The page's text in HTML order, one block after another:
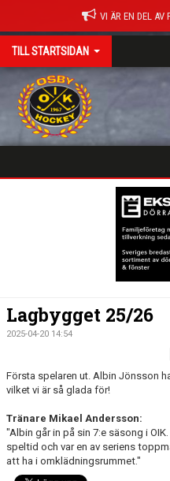
VI ÄR EN DEL AV
TILL STARTSIDAN
DOKUMENT
MEDLEMMAR
Lagbygget 25/26
2025-04-20 14:54
Första spelaren ut. Albin Jönsson
vilket vi är så glada för!
Tränare Mikael Andersson:
"Albin går in på sin 7:e säsong i
speltid och var en av seriens
att ha i omklädningsrummet."